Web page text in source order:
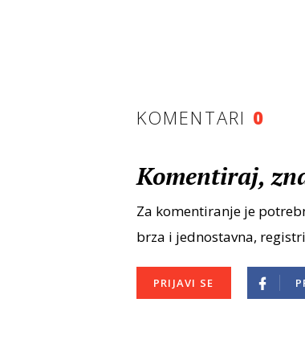
KOMENTARI 0
Komentiraj,
Za komentiranje je
brza i jednostavna,
PRIJAVI SE